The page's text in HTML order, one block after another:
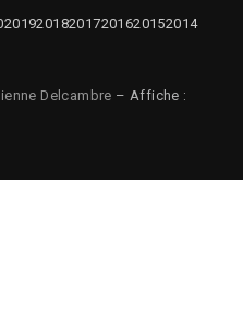
201920182017201620152014
Delcambre – Affiche :